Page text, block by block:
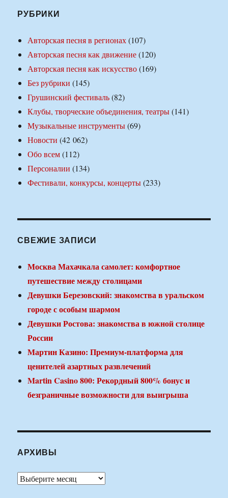
РУБРИКИ
Авторская песня в регионах(107)
Авторская песня как движение(120)
Авторская песня как искусство(169)
Без рубрики (145)
Грушинский фестиваль(82)
Клубы, творческие объединения, театры(141)
Музыкальные инструменты(69)
Новости (42 062)
Обо всем(112)
Персоналии (134)
Фестивали, конкурсы, концерты(233)
СВЕЖИЕ ЗАПИСИ
Москва Махачкала самолет: комфортное
путешествие между столицами
Девушки Березовский: знакомства в уральском
городе с особым шармом
Девушки Ростова: знакомства в южной столице
России
Мартин Казино: Премиум-платформа для
ценителей азартных развлечений
Martin Casino 800: Рекордный 800% бонус и
безграничные возможности для выигрыша
АРХИВЫ
Архивы